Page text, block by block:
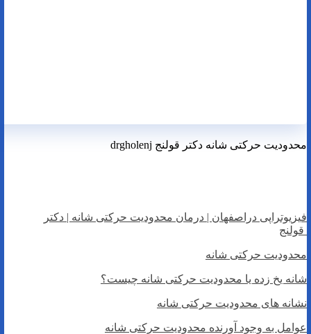
محدودیت حرکتی شانه دکتر قولنج drgholenj
فیزیوتراپی دراصفهان | درمان محدودیت حرکتی شانه | دکتر
قولنج
محدودیت حرکتی شانه
شانه یخ زده یا محدودیت حرکتی شانه چیست؟
نشانه های محدودیت حرکتی شانه
عوامل به وجود آورنده محدودیت حرکتی شانه